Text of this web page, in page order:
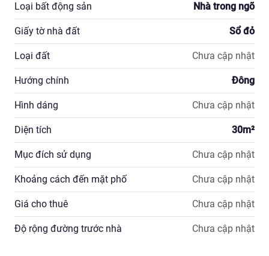
Loại bất động sản Nhà trong ngõ
Giấy tờ nhà đất Sổ đỏ
Loại đất Chưa cập nhật
Hướng chính Đông
Hình dáng Chưa cập nhật
Diện tích 30m²
Mục đích sử dụng Chưa cập nhật
Khoảng cách đến mặt phố Chưa cập nhật
Giá cho thuê Chưa cập nhật
Độ rộng đường trước nhà Chưa cập nhật